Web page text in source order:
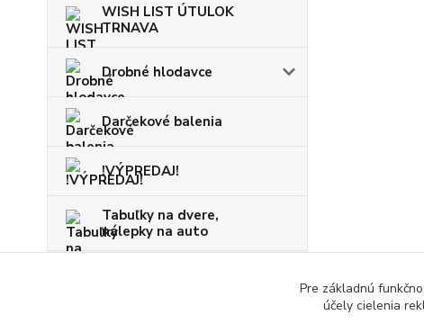
WISH LIST ÚTULOK
TRNAVA
Drobné hlodavce
Darčekové balenia
!VÝPREDAJ!
Tabuľky na dvere,
nálepky na auto
Pre základnú
účely cielenia